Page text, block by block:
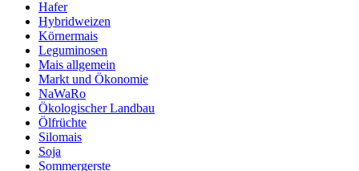
Hafer
Hybridweizen
Körnermais
Leguminosen
Mais allgemein
Markt und Ökonomie
NaWaRo
Ökologischer Landbau
Ölfrüchte
Silomais
Soja
Sommergerste